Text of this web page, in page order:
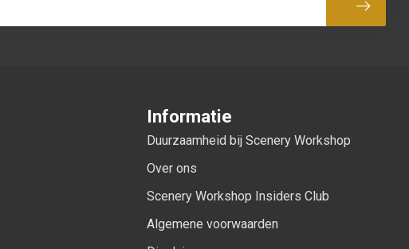
Abonneer
Informatie
Duurzaamheid bij Scenery Workshop
Over ons
Scenery Workshop Insiders Club
Algemene voorwaarden